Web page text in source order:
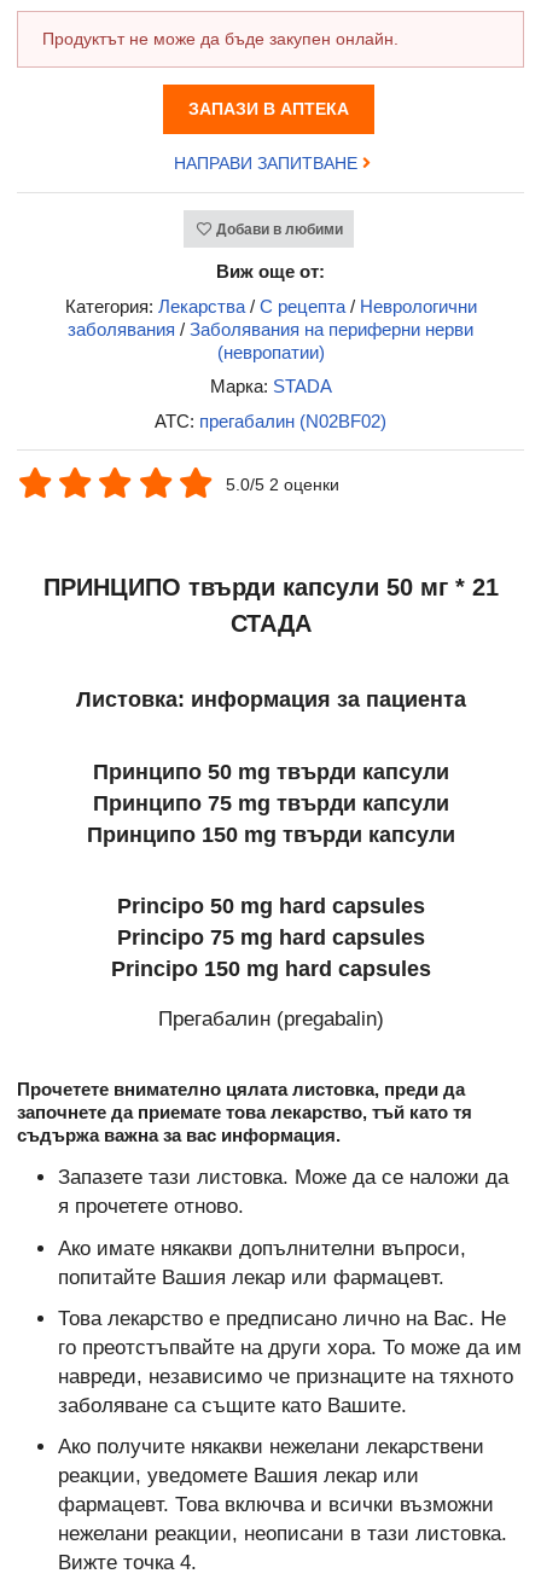
Продуктът не може да бъде закупен онлайн.
ЗАПАЗИ В АПТЕКА
НАПРАВИ ЗАПИТВАНЕ
Добави в любими
Виж още от:
Категория: Лекарства/ С рецепта/ Неврологични
заболявания / Заболявания на периферни нерви
(невропатии)
Марка: STADA
ATC: прегабалин (N02BF02)
5.0/5 2 оценки
ПРИНЦИПО твърди капсули 50 мг * 21
СТАДА
Листовка: информация за пациента
Принципо 50 mg твърди капсули
Принципо 75 mg твърди капсули
Принципо 150 mg твърди капсули
Principo 50 mg hard capsules
Principo 75 mg hard capsules
Principo 150 mg hard capsules
Прегабалин (pregabalin)
Прочетете внимателно цялата листовка, преди да
започнете да приемате това лекарство, тъй като тя
съдържа важна за вас информация.
Запазете тази листовка. Може да се наложи да
я прочетете отново.
Ако имате някакви допълнителни въпроси,
попитайте Вашия лекар или фармацевт.
Това лекарство е предписано лично на Вас. Не
го преотстъпвайте на други хора. То може да им
навреди, независимо че признаците на тяхното
заболяване са същите като Вашите.
Ако получите някакви нежелани лекарствени
реакции, уведомете Вашия лекар или
фармацевт. Това включва и всички възможни
нежелани реакции, неописани в тази листовка.
Вижте точка 4.